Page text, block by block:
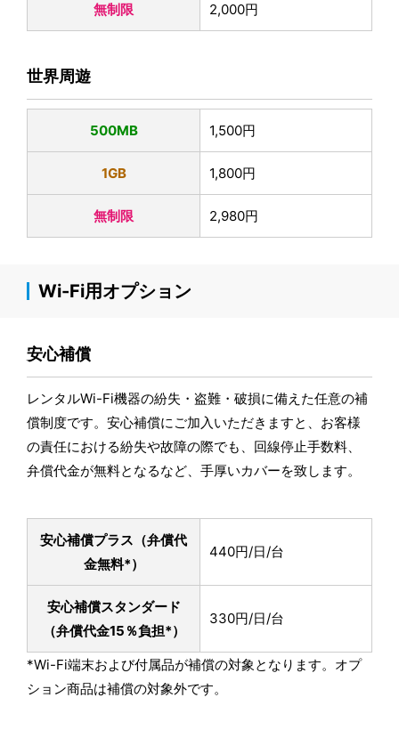
無制限 2,000円
世界周遊
500MB 1,500円
1GB 1,800円
無制限 2,980円
Wi-Fi用オプション
安心補償
レンタルWi-Fi機器の紛失・盗難・破損に備えた任意の補
償制度です。安心補償にご加入いただきますと、お客様
の責任における紛失や故障の際でも、回線停止手数料、
弁償代金が無料となるなど、手厚いカバーを致します。
安心補償プラス （弁償代
金無料*）
440円/日/台
安心補償スタンダード
（弁償代金15％負担*）
330円/日/台
*Wi-Fi端末および付属品が補償の対象となります。オプ
ション商品は補償の対象外です。